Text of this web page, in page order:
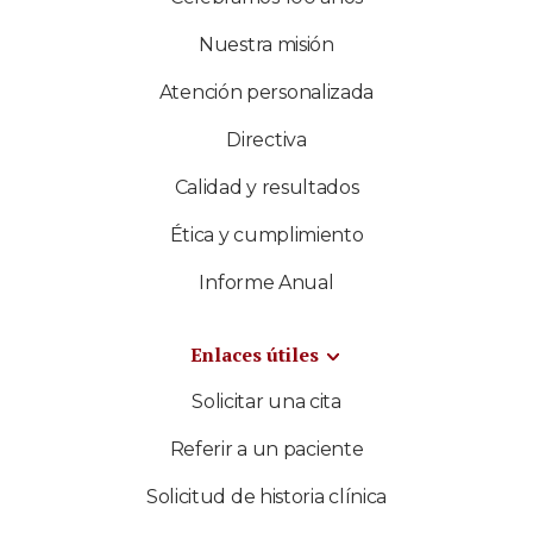
Nuestra misión
Atención personalizada
Directiva
Calidad y resultados
Ética y cumplimiento
Informe Anual
Enlaces útiles
Solicitar una cita
Referir a un paciente
Solicitud de historia clínica